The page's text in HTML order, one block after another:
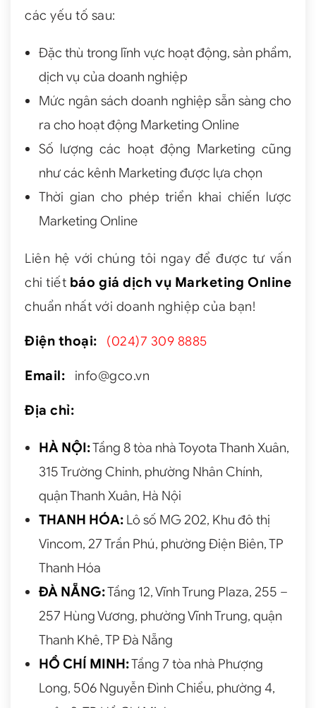
các yếu tố sau:
Đặc thù trong lĩnh vực hoạt động, sản phẩm,
dịch vụ của doanh nghiệp
Mức ngân sách doanh nghiệp sẵn sàng cho
ra cho hoạt động Marketing Online
Số lượng các hoạt động Marketing cũng
như các kênh Marketing được lựa chọn
Thời gian cho phép triển khai chiến lược
Marketing Online
Liên hệ với chúng tôi ngay để được tư vấn
chi tiết báo giá dịch vụ Marketing Online
chuẩn nhất với doanh nghiệp của bạn!
Điện thoại: (024)7 309 8885
Email: info@gco.vn
Địa chỉ:
HÀ NỘI:Tầng 8 tòa nhà Toyota Thanh Xuân,
315 Trường Chinh, phường Nhân Chính,
quận Thanh Xuân, Hà Nội
THANH HÓA: Lô số MG 202, Khu đô thị
Vincom, 27 Trần Phú, phường Điện Biên, TP
Thanh Hóa
ĐÀ NẴNG:Tầng 12, Vĩnh Trung Plaza, 255 –
257 Hùng Vương, phường Vĩnh Trung, quận
Thanh Khê, TP Đà Nẵng
HỒ CHÍ MINH:Tầng 7 tòa nhà Phượng
Long, 506 Nguyễn Đình Chiểu, phường 4,